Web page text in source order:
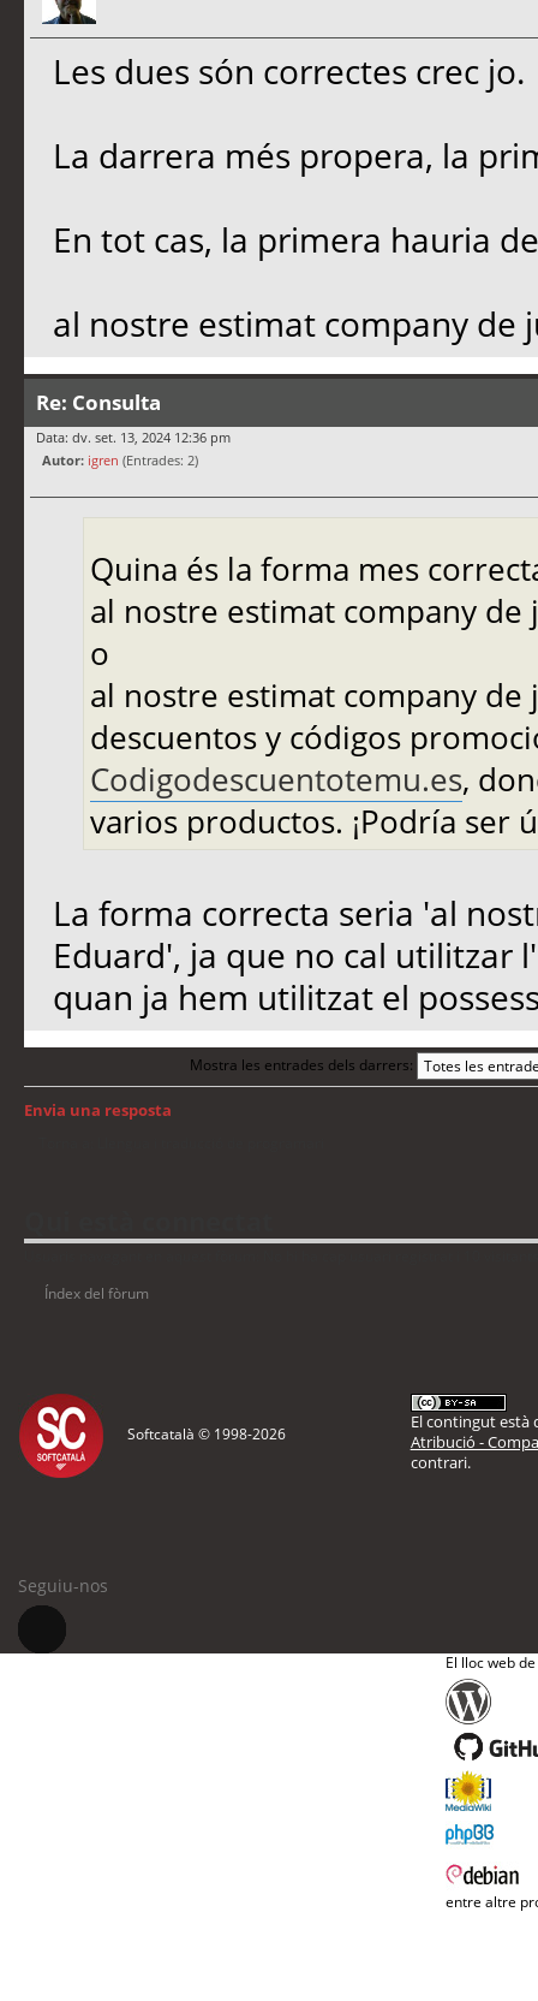
Les dues són correctes crec jo.
La darrera més propera, la
En tot cas, la primera hauria
al nostre estimat company de
Re: Consulta
Data: dv. set. 13, 2024 12:36 pm
Autor: igren (Entrades: 2)
Quina és la forma mes
al nostre estimat company de
o
al nostre estimat company de
descuentos y códigos
Codigodescuentotemu.es,
varios productos. ¡Podría ser
La forma correcta seria 'al
Eduard', ja que no cal
quan ja hem utilitzat el
Mostra les entrades dels darrers:
Envia una resposta
Índex del fòrum
Softcatalà © 1998-2026
El contingut està
Atribució -
contrari.
Seguiu-nos
El lloc web
entre altre